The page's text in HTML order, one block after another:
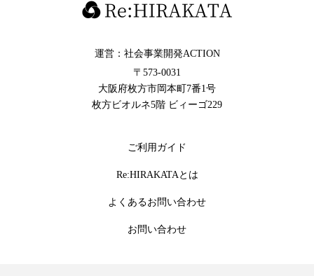
運営：社会事業開発ACTION
〒573-0031
大阪府枚方市岡本町7番1号
枚方ビオルネ5階 ビィーゴ229
ご利用ガイド
Re:HIRAKATAとは
よくあるお問い合わせ
お問い合わせ